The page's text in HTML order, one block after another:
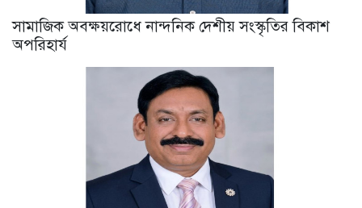
সামাজিক অবক্ষয়রোধে নান্দনিক দেশীয় সংস্কৃতির বিকাশ
অপরিহার্য